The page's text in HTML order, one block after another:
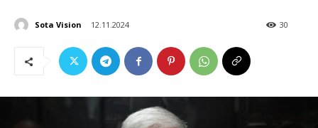
Sota Vision 12.11.2024 30